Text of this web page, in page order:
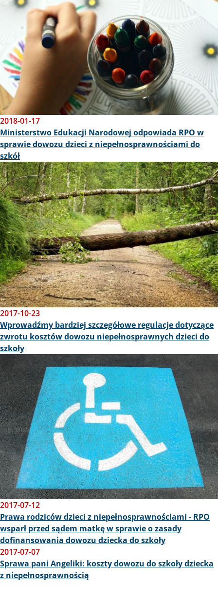
2018-01-17
Ministerstwo Edukacji Narodowej odpowiada RPO w
sprawie dowozu dzieci z niepełnosprawnościami do
szkół
Obraz
2017-10-23
Wprowadźmy bardziej szczegółowe regulacje dotyczące
zwrotu kosztów dowozu niepełnosprawnych dzieci do
szkoły
Obraz
2017-07-12
Prawa rodziców dzieci z niepełnosprawnościami - RPO
wsparł przed sądem matkę w sprawie o zasady
dofinansowania dowozu dziecka do szkoły
2017-07-07
Sprawa pani Angeliki: koszty dowozu do szkoły dziecka
z niepełnosprawnością